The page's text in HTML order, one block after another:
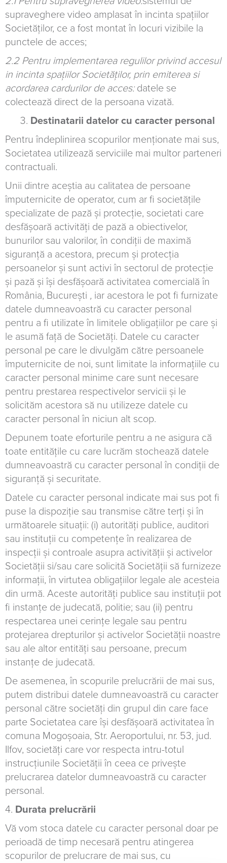
supraveghere video amplasat în incinta spațiilor
Societăților, ce a fost montat în locuri vizibile la
punctele de acces;
2.2 Pentru implementarea regulilor privind accesul
in incinta spațiilor Societăților, prin emiterea si
acordarea cardurilor de acces: datele se
colectează direct de la persoana vizată.
Destinatarii datelor cu caracter personal
Pentru îndeplinirea scopurilor menționate mai sus,
Societatea utilizează serviciile mai multor parteneri
contractuali.
Unii dintre aceștia au calitatea de persoane
împuternicite de operator, cum ar fi societăţile
specializate de pază şi protecţie, societati care
desfășoară activități de pază a obiectivelor,
bunurilor sau valorilor, în condiţii de maximă
siguranţă a acestora, precum şi protecţia
persoanelor și sunt activi în sectorul de protecție
și pază și își desfășoară activitatea comercială în
România, București , iar acestora le pot fi furnizate
datele dumneavoastră cu caracter personal
pentru a fi utilizate în limitele obligațiilor pe care și
le asumă față de Societăți. Datele cu caracter
personal pe care le divulgăm către persoanele
împuternicite de noi, sunt limitate la informațiile cu
caracter personal minime care sunt necesare
pentru prestarea respectivelor servicii și le
solicităm acestora să nu utilizeze datele cu
caracter personal în niciun alt scop.
Depunem toate eforturile pentru a ne asigura că
toate entitățile cu care lucrăm stochează datele
dumneavoastră cu caracter personal în condiții de
siguranță și securitate.
Datele cu caracter personal indicate mai sus pot fi
puse la dispoziție sau transmise către terți și în
următoarele situații: (i) autorități publice, auditori
sau instituții cu competențe în realizarea de
inspecții și controale asupra activității și activelor
Societății si/sau care solicită Societății să furnizeze
informații, în virtutea obligațiilor legale ale acesteia
din urmă. Aceste autorități publice sau instituții pot
fi instanțe de judecată, politie; sau (ii) pentru
respectarea unei cerințe legale sau pentru
protejarea drepturilor și activelor Societății noastre
sau ale altor entități sau persoane, precum
instanțe de judecată.
De asemenea, în scopurile prelucrării de mai sus,
putem distribui datele dumneavoastră cu caracter
personal către societăți din grupul din care face
parte Societatea care își desfășoară activitatea în
comuna Mogoşoaia, Str. Aeroportului, nr. 53, jud.
Ilfov, societăți care vor respecta intru-totul
instrucțiunile Societății în ceea ce privește
prelucrarea datelor dumneavoastră cu caracter
personal.
4. Durata prelucrării
Vă vom stoca datele cu caracter personal doar pe
perioadă de timp necesară pentru atingerea
scopurilor de prelucrare de mai sus, cu